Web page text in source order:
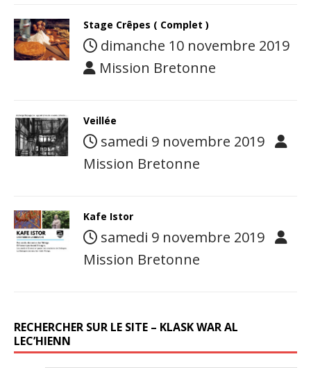
Stage Crêpes ( Complet )
dimanche 10 novembre 2019
Mission Bretonne
Veillée
samedi 9 novembre 2019
Mission Bretonne
Kafe Istor
samedi 9 novembre 2019
Mission Bretonne
RECHERCHER SUR LE SITE – KLASK WAR AL
LEC’HIENN